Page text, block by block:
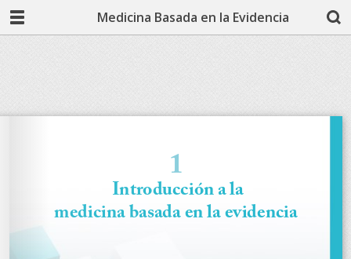
Medicina Basada en la Evidencia